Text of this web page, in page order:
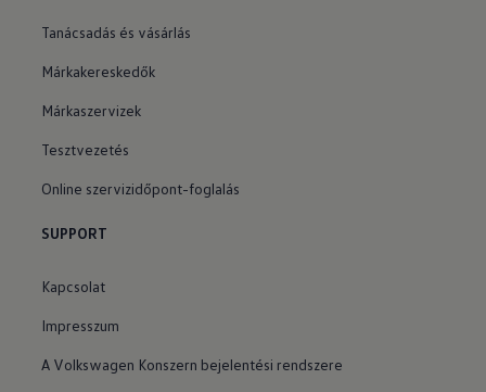
Tanácsadás és vásárlás
Márkakereskedők
Márkaszervizek
Tesztvezetés
Online szervizidőpont-foglalás
SUPPORT
Kapcsolat
Impresszum
A Volkswagen Konszern bejelentési rendszere